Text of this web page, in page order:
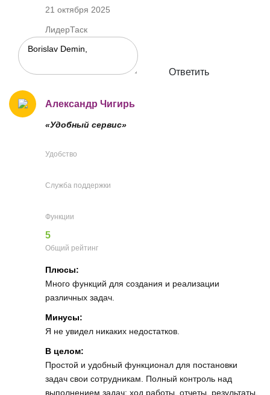
21 октября 2025
ЛидерТаск
Ответить
Александр Чигирь
«Удобный сервис»
Удобство
Служба поддержки
Функции
5
Общий рейтинг
Плюсы:
Много функций для создания и реализации
различных задач.
Минусы:
Я не увидел никаких недостатков.
В целом:
Простой и удобный функционал для постановки
задач свои сотрудникам. Полный контроль над
выполнением задач: ход работы, отчеты, результаты,